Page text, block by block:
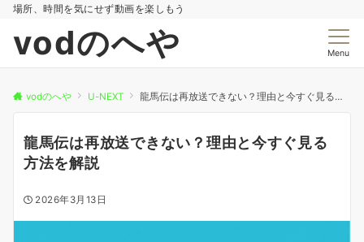
場所、時間を気にせず動画を楽しもう
vodのへや Menu
vodのへや U-NEXT 龍馬伝は再放送できない？理由と今すぐ見る方法を解説
龍馬伝は再放送できない？理由と今すぐ見る
方法を解説
2026年3月13日